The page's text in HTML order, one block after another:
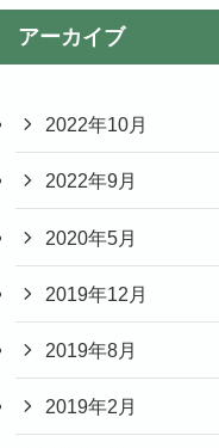
アーカイブ
2022年10月
2022年9月
2020年5月
2019年12月
2019年8月
2019年2月